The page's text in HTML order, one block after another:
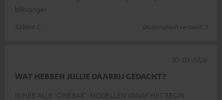
blikvanger
Sabine L.
(Automatisch vertaald *)
WAT HEBBEN JULLIE DAARBIJ GEDACHT?
IK HEB ALLE "CINEBAR"-MODELLEN VANAF HET BEGIN
10-03-2026